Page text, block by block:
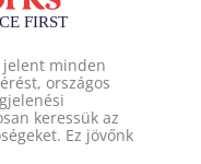
minden
országos
keressük az
Ez jövőnk